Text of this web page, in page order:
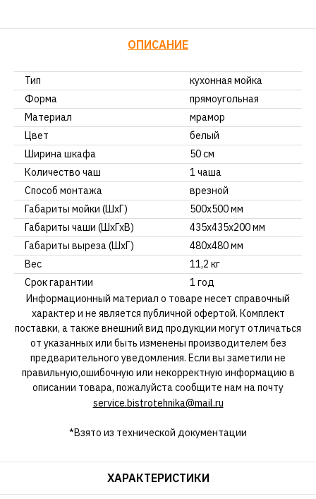
ОПИСАНИЕ
Тип
кухонная мойка
Форма
прямоугольная
Материал
мрамор
Цвет
белый
Ширина шкафа
50 см
Количество чаш
1 чаша
Способ монтажа
врезной
Габариты мойки (ШхГ)
500х500 мм
Габариты чаши (ШхГхВ)
435х435х200 мм
Габариты выреза (ШхГ)
480х480 мм
Вес
11,2 кг
Срок гарантии
1 год
Информационный материал о товаре несет справочный
характер и не является публичной офертой. Комплект
поставки, а также внешний вид продукции могут отличаться
от указанных или быть изменены производителем без
предварительного уведомления. Если вы заметили не
правильную,ошибочную или некорректную информацию в
описании товара, пожалуйста сообщите нам на почту
service.bistrotehnika@mail.ru
*Взято из технической документации
ХАРАКТЕРИСТИКИ